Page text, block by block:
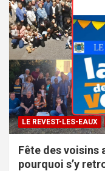
LE REVEST-LES-EAUX
Fête des voisins
pourquoi s’y